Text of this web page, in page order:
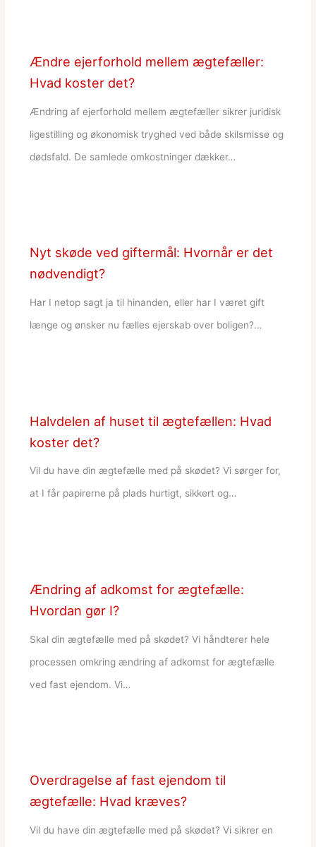
Ændre ejerforhold mellem ægtefæller:
Hvad koster det?
Ændring af ejerforhold mellem ægtefæller sikrer juridisk
ligestilling og økonomisk tryghed ved både skilsmisse og
dødsfald. De samlede omkostninger dækker…
Nyt skøde ved giftermål: Hvornår er det
nødvendigt?
Har I netop sagt ja til hinanden, eller har I været gift
længe og ønsker nu fælles ejerskab over boligen?…
Halvdelen af huset til ægtefællen: Hvad
koster det?
Vil du have din ægtefælle med på skødet? Vi sørger for,
at I får papirerne på plads hurtigt, sikkert og…
Ændring af adkomst for ægtefælle:
Hvordan gør I?
Skal din ægtefælle med på skødet? Vi håndterer hele
processen omkring ændring af adkomst for ægtefælle
ved fast ejendom. Vi…
Overdragelse af fast ejendom til
ægtefælle: Hvad kræves?
Vil du have din ægtefælle med på skødet? Vi sikrer en